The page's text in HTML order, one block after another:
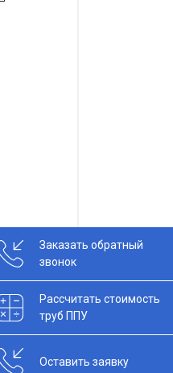
Заказать обратный
звонок
Рассчитать стоимость
труб ППУ
Оставить заявку